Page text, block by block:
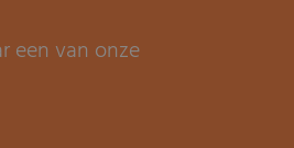
een van onze